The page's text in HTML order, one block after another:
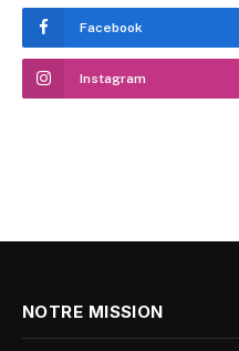
Facebook
Instagram
NOTRE MISSION